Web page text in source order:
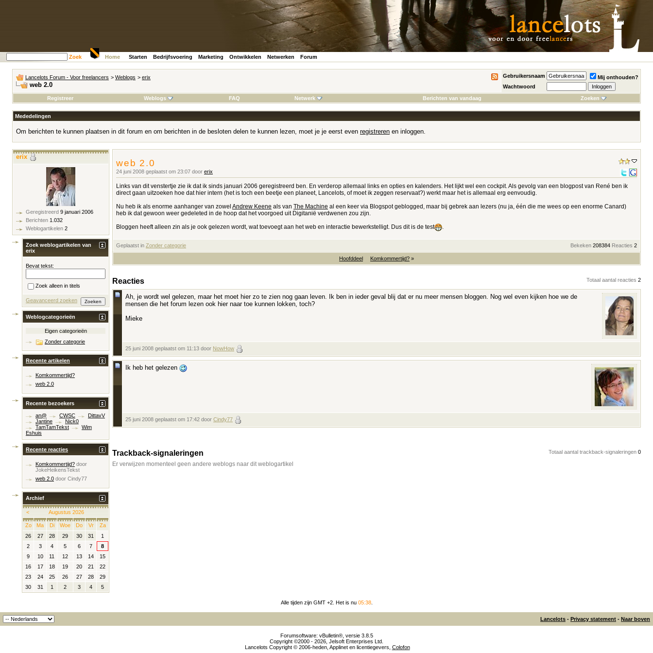
Zoek Home Starten Bedrijfsvoering Marketing Ontwikkelen Netwerken Forum
Lancelots Forum - Voor freelancers > Weblogs > erix
web 2.0
Gebruikersnaam
Mij onthouden?
Wachtwoord
Registreer
Weblogs FAQ Netwerk Berichten van vandaag Zoeken
Mededelingen
Om berichten te kunnen plaatsen in dit forum en om berichten in de besloten delen te kunnen lezen, moet je je eerst even registreren en inloggen.
web 2.0
24 juni 2008 geplaatst om 23:07 door erix
Links van dit venstertje zie ik dat ik sinds januari 2006 geregistreerd ben. En verderop allemaal links en opties en kalenders. Het lijkt wel een cockpit. Als gevolg van een blogpost van René ben ik
direct gaan uitzoeken hoe dat hier intern (het is toch een beetje een planeet, Lancelots, of moet ik zeggen reservaat?) werkt maar het is allemaal erg eenvoudig.
Nu heb ik als enorme aanhanger van zowel Andrew Keene als van The Machine al een keer via Blogspot geblogged, maar bij gebrek aan lezers (nu ja, één die me wees op een enorme Canard)
heb ik dat gewoon weer gedeleted in de hoop dat het voorgoed uit Digitanië verdwenen zou zijn.
Bloggen heeft alleen zin als je ook gelezen wordt, wat toevoegt aan het web en interactie bewerkstelligt. Dus dit is de test .
Geplaatst in Zonder categorie Bekeken 208384 Reacties 2
Hoofddeel Komkommertijd? »
Totaal aantal reacties 2
Reacties
Ah, je wordt wel gelezen, maar het moet hier zo te zien nog gaan leven. Ik ben in ieder geval blij dat er nu meer mensen bloggen. Nog wel even kijken hoe we de
mensen die het forum lezen ook hier naar toe kunnen lokken, toch?
Mieke
25 juni 2008 geplaatst om 11:13 door NowHow
Ik heb het gelezen
25 juni 2008 geplaatst om 17:42 door Cindy77
Totaal aantal trackback-signaleringen 0
Trackback-signaleringen
Er verwijzen momenteel geen andere weblogs naar dit weblogartikel
erix
Geregistreerd 9 januari 2006
Berichten 1.032
Weblogartikelen 2
Zoek weblogartikelen van
erix
Bevat tekst:
Zoek alleen in titels
Geavanceerd zoeken
Weblogcategorieën
Eigen categorieën
Zonder categorie
Recente artikelen
Komkommertijd?
web 2.0
Recente bezoekers
an@ CWSC
DittavV
Jantine
Nick0
TamTamTekst
Wim
Eshuis
Recente reacties
Komkommertijd? door
JokeHeikensTekst
web 2.0 door Cindy77
Archief
< Augustus 2026
Zo Ma Di Woe Do Vr
Za
26
27 28 29 30 31
1
2
3 4 5 6 7
8
9
10 11 12 13 14
15
16
17 18 19 20 21
22
23
24 25 26 27 28
29
30
31 1 2 3 4 5
Alle tijden zijn GMT +2. Het is nu 05:38.
Lancelots - Privacy statement - Naar boven
Forumsoftware: vBulletin®, versie 3.8.5
Copyright ©2000 - 2026, Jelsoft Enterprises Ltd.
Lancelots Copyright © 2006-heden, Applinet en licentiegevers, Colofon